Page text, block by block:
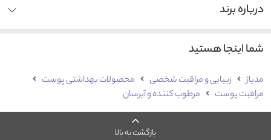
درباره برند
شما اینجا هستید
مدیاژ زیبایی و مراقبت شخصی
محصولات بهداشتی پوست
مراقبت پوست
مرطوب کننده و آبرسان
بازگشت به بالا